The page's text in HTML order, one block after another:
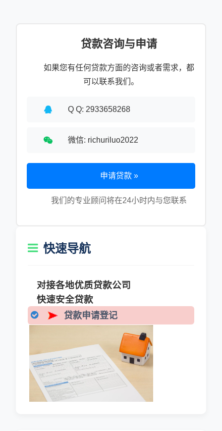
贷款咨询与申请
如果您有任何贷款方面的咨询或者需求，都
可以联系我们。
Q Q: 2933658268
微信: richuriluo2022
申请贷款 »
我们的专业顾问将在24小时内与您联系
快速导航
对接各地优质贷款公司
快速安全贷款
贷款申请登记